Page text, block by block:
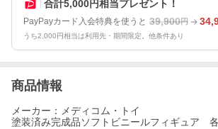
合計5,000円相当プレゼント！
PayPayカード入会特典を使うと 39,900円
うち2,000円相当は利用先・期間限定。他条件あり
商品情報
メーカー：メディコム・トイ
塗装済み完成品ソフトビニールフィギュア